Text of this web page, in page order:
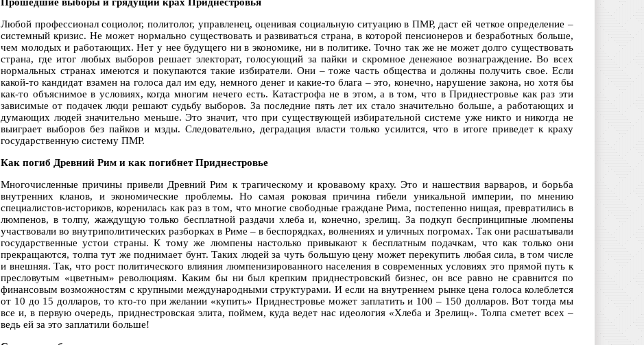
Любой профессионал социолог, политолог, управленец, оценивая социальную ситуацию в ПМР, даст ей четкое определение –
системный кризис. Не может нормально существовать и развиваться страна, в которой пенсионеров и безработных больше,
чем молодых и работающих. Нет у нее будущего ни в экономике, ни в политике. Точно так же не может долго существовать
страна, где итог любых выборов решает электорат, голосующий за пайки и скромное денежное вознаграждение. Во всех
нормальных странах имеются и покупаются такие избиратели. Они – тоже часть общества и должны получить свое. Если
какой-то кандидат взамен на голоса дал им еду, немного денег и какие-то блага – это, конечно, нарушение закона, но хотя бы
как-то объяснимое в условиях, когда многим нечего есть. Катастрофа не в этом, а в том, что в Приднестровье как раз эти
зависимые от подачек люди решают судьбу выборов. За последние пять лет их стало значительно больше, а работающих и
думающих людей значительно меньше. Это значит, что при существующей избирательной системе уже никто и никогда не
выиграет выборов без пайков и мзды. Следовательно, деградация власти только усилится, что в итоге приведет к краху
государственную систему ПМР.
Как погиб Древний Рим и как погибнет Приднестровье
Многочисленные причины привели Древний Рим к трагическому и кровавому краху. Это и нашествия варваров, и борьба
внутренних кланов, и экономические проблемы. Но самая роковая причина гибели уникальной империи, по мнению
специалистов-историков, коренилась как раз в том, что многие свободные граждане Рима, постепенно нищая, превратились в
люмпенов, в толпу, жаждущую только бесплатной раздачи хлеба и, конечно, зрелищ. За подкуп беспринципные люмпены
участвовали во внутриполитических разборках в Риме – в беспорядках, волнениях и уличных погромах. Так они расшатывали
государственные устои страны. К тому же люмпены настолько привыкают к бесплатным подачкам, что как только они
прекращаются, толпа тут же поднимает бунт. Таких людей за чуть большую цену может перекупить любая сила, в том числе
и внешняя. Так, что рост политического влияния люмпенизированного населения в современных условиях это прямой путь к
пресловутым «цветным» революциям. Каким бы ни был крепким приднестровский бизнес, он все равно не сравнится по
финансовым возможностям с крупными международными структурами. И если на внутреннем рынке цена голоса колеблется
от 10 до 15 долларов, то кто-то при желании «купить» Приднестровье может заплатить и 100 – 150 долларов. Вот тогда мы
все и, в первую очередь, приднестровская элита, поймем, куда ведет нас идеология «Хлеба и Зрелищ». Толпа сметет всех –
ведь ей за это заплатили больше!